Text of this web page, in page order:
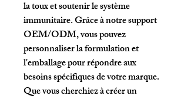
la toux et soutenir le système
immunitaire. Grâce à notre support
OEM/ODM, vous pouvez
personnaliser la formulation et
l'emballage pour répondre aux
besoins spécifiques de votre marque.
Que vous cherchiez à créer un